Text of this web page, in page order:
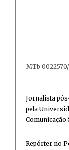
MTb
Jornalista
pela
Comunicação
Repórter no